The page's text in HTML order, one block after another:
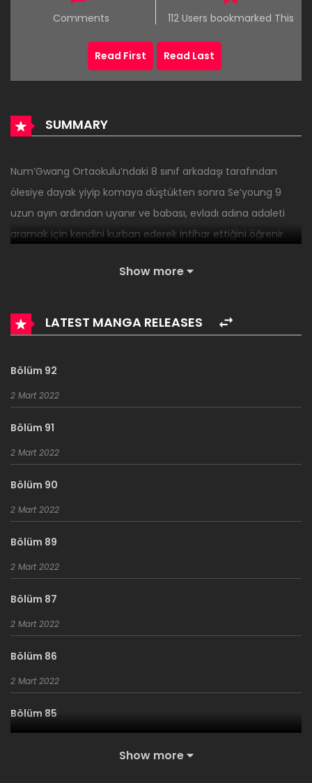
Comments 112 Users bookmarked This
Read First Read Last
SUMMARY
Num’Gwang Ortaokulu’ndaki 8 sınıf arkadaşı tarafından
ölesiye dayak yiyip komaya düştükten sonra Se’young 9
uzun ayın ardından uyanır ve babası, evladı adına adaleti
aramak için kendini kurban ederek intihar ettiğini öğrenir.
Sonuç olarak suçlarını ört pas etmeye çalışan saldıranlara
öfkesini bastıramaz, ve kendini böyle bir dünyadan
bir adım bile dışarıya adımını atmaz. Ama bir gün birden bire
tuhaf bir ses duyar ve kapıyı açtığında-
Çatısının ortasına saplanmış halde duran ve üzerinde
Show more
LATEST MANGA RELEASES
Bölüm 92
2 Mart 2022
Bölüm 91
2 Mart 2022
Bölüm 90
2 Mart 2022
Bölüm 89
2 Mart 2022
Bölüm 87
2 Mart 2022
Bölüm 86
2 Mart 2022
Bölüm 85
Show more